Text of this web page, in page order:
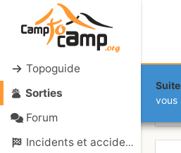
Topoguide
Sorties
Forum
Incidents et accidents
vous